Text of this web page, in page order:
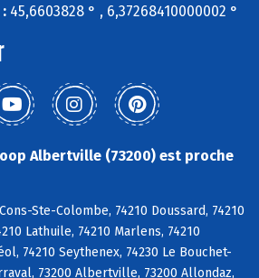
45,6603828 ° , 6,37268410000002 °
Albertville (73200) est proche
Ste-Colombe, 74210 Doussard, 74210
Lathuile, 74210 Marlens, 74210
74210 Seythenex, 74230 Le Bouchet-
73200 Albertville, 73200 Allondaz,